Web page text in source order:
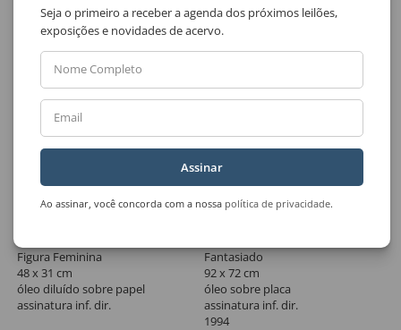
Figura Feminina
48 x 31 cm
óleo diluído sobre papel
assinatura inf. dir.
Fantasiado
92 x 72 cm
óleo sobre placa
assinatura inf. dir.
1994
Seja o primeiro a receber a agenda dos próximos leilões,
exposições e novidades de acervo.
Nome Completo
Email
Assinar
Ao assinar, você concorda com a nossa política de privacidade.